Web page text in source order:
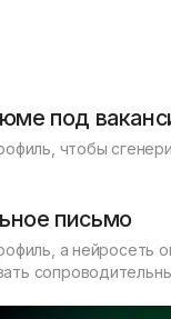
под
чтобы
письмо
а нейросеть